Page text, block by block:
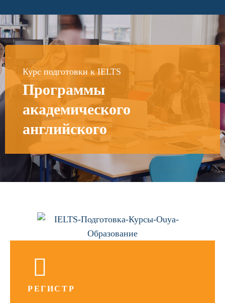
Курс подготовки к IELTS
Программы
академического
английского
РЕГИСТР